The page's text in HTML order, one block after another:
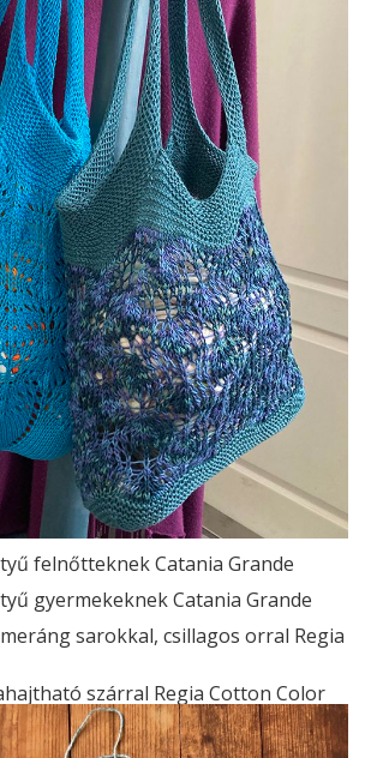
felnőtteknek Catania Grande
gyermekeknek Catania Grande
sarokkal, csillagos orral Regia
szárral Regia Cotton Color